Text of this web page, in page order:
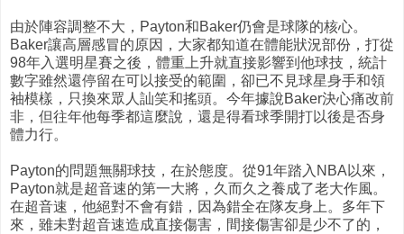
由於陣容調整不大，Payton和Baker仍會是球隊的核心。
Baker讓高層感冒的原因，大家都知道在體能狀況部份，打從
98年入選明星賽之後，體重上升就直接影響到他球技，統計
數字雖然還停留在可以接受的範圍，卻已不見球星身手和領
袖模樣，只換來眾人訕笑和搖頭。今年據說Baker決心痛改前
非，但往年他每季都這麼說，還是得看球季開打以後是否身
體力行。
Payton的問題無關球技，在於態度。從91年踏入NBA以來，
Payton就是超音速的第一大將，久而久之養成了老大作風。
在超音速，他絕對不會有錯，因為錯全在隊友身上。多年下
來，雖未對超音速造成直接傷害，間接傷害卻是少不了的，